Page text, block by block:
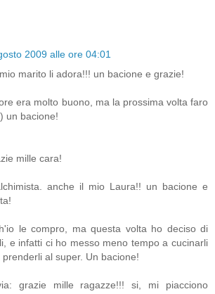
2009 alle ore 04:01
marito li adora!!! un bacione e grazie!
era molto buono, ma la prossima volta faro
un bacione!
mille cara!
anche il mio Laura!! un bacione e
le compro, ma questa volta ho deciso di
e infatti ci ho messo meno tempo a cucinarli
al super. Un bacione!
grazie mille ragazze!!! si, mi piacciono